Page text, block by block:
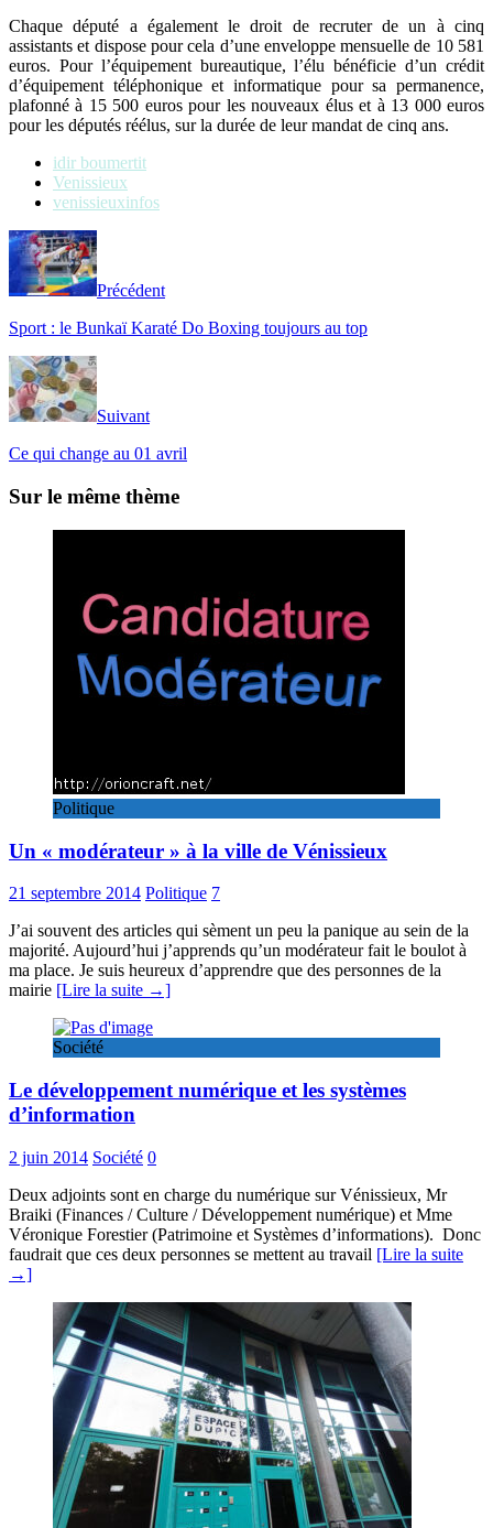
Chaque député a également le droit de recruter de un à cinq
assistants et dispose pour cela d’une enveloppe mensuelle de 10 581
euros. Pour l’équipement bureautique, l’élu bénéficie d’un crédit
d’équipement téléphonique et informatique pour sa permanence,
plafonné à 15 500 euros pour les nouveaux élus et à 13 000 euros
pour les députés réélus, sur la durée de leur mandat de cinq ans.
idir boumertit
Venissieux
venissieuxinfos
Précédent
Sport : le Bunkaï Karaté Do Boxing toujours au top
Suivant
Ce qui change au 01 avril
Sur le même thème
Politique
Un « modérateur » à la ville de Vénissieux
21 septembre 2014 Politique 7
J’ai souvent des articles qui sèment un peu la panique au sein de la
majorité. Aujourd’hui j’apprends qu’un modérateur fait le boulot à
ma place. Je suis heureux d’apprendre que des personnes de la
mairie [Lire la suite →]
Société
Le développement numérique et les systèmes
d’information
2 juin 2014 Société 0
Deux adjoints sont en charge du numérique sur Vénissieux, Mr
Braiki (Finances / Culture / Développement numérique) et Mme
Véronique Forestier (Patrimoine et Systèmes d’informations). Donc
faudrait que ces deux personnes se mettent au travail [Lire la suite
→]